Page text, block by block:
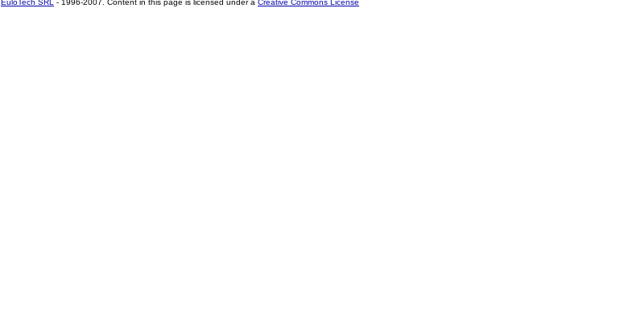
EuloTech SRL - 1996-2007. Content in this page is licensed under a Creative Commons License